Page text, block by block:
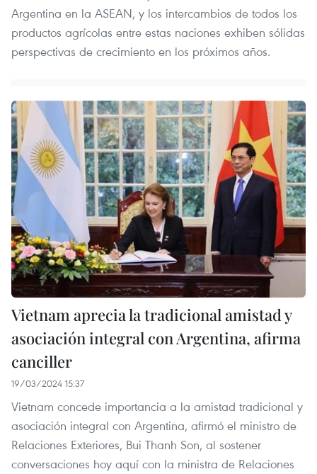
Argentina en la ASEAN, y los intercambios de todos los
productos agrícolas entre estas naciones exhiben sólidas
perspectivas de crecimiento en los próximos años.
Vietnam aprecia la tradicional amistad y
asociación integral con Argentina, afirma
canciller
19/03/2024 15:37
Vietnam concede importancia a la amistad tradicional y
asociación integral con Argentina, afirmó el ministro de
Relaciones Exteriores, Bui Thanh Son, al sostener
conversaciones hoy aquí con la ministra de Relaciones